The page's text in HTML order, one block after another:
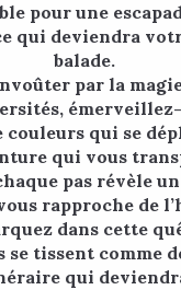
pour une
qui deviendra
balade.
par la
couleurs qui se
qui vous
pas révèle
rapproche de
dans cette
se tissent comme
qui